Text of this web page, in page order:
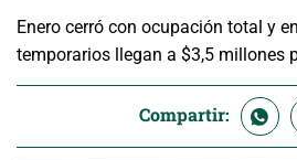
Enero cerró con ocupación total y
temporarios llegan a $3,5 millones
Compartir: